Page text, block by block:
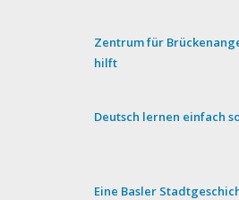
Zentrum für
hilft
Deutsch lernen einfach
Eine Basler